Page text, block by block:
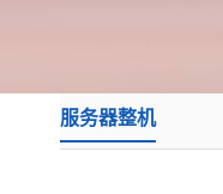
服务器整机